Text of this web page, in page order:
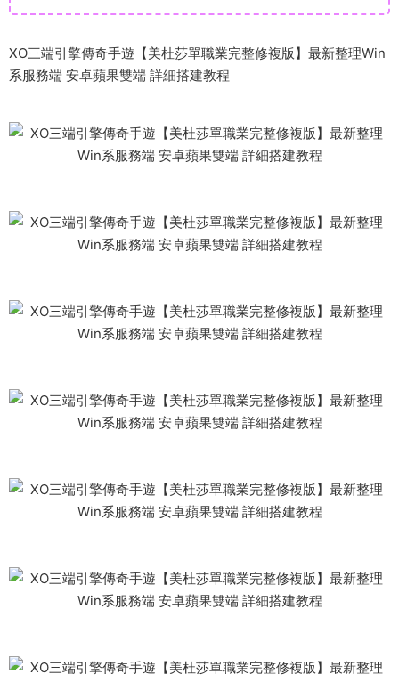
XO三端引擎傳奇手遊【美杜莎單職業完整修複版】最新整理Win
系服務端 安卓蘋果雙端 詳細搭建教程